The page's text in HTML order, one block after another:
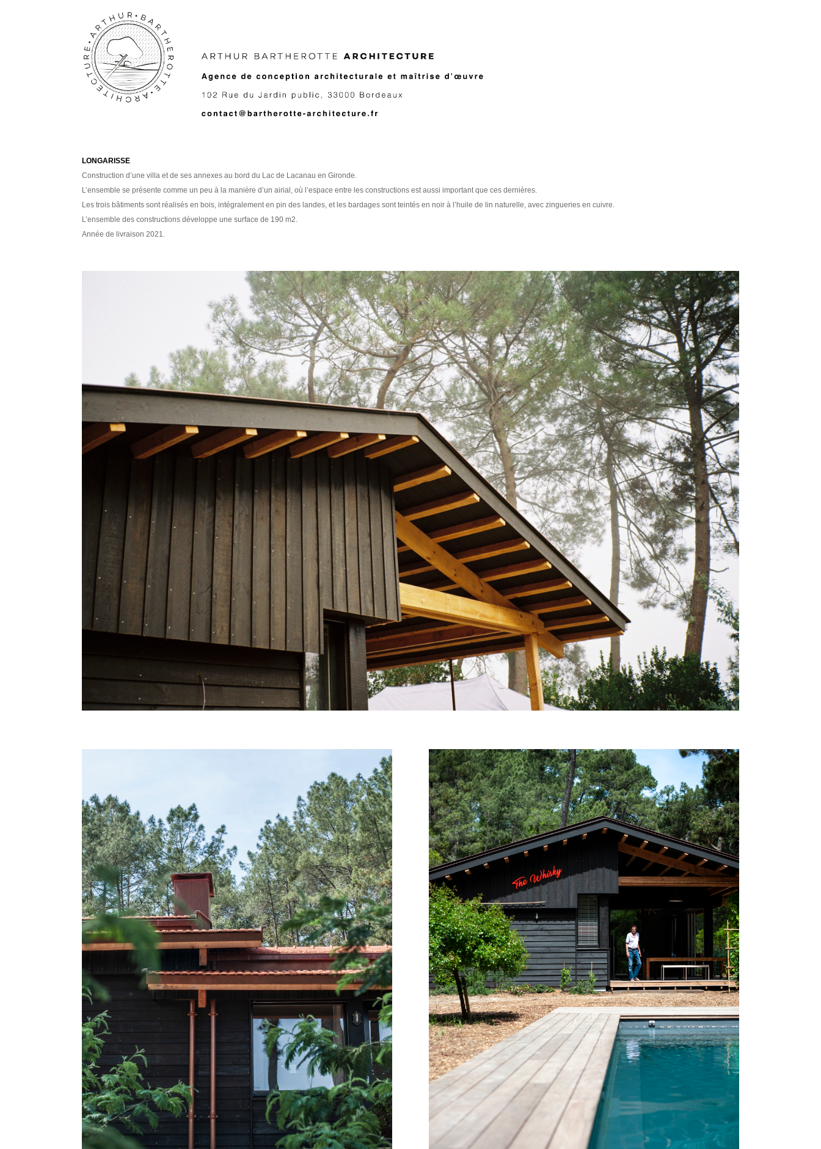
LONGARISSE
Construction d’une villa et de ses annexes au bord du Lac de Lacanau en Gironde.
L’ensemble se présente comme un peu à la manière d’un airial, où l’espace entre les constructions est aussi important que ces dernières.
Les trois bâtiments sont réalisés en bois, intégralement en pin des landes, et les bardages sont teintés en noir à l’huile de lin naturelle, avec zingueries en cuivre.
L’ensemble des constructions développe une surface de 190 m2.
Année de livraison 2021.